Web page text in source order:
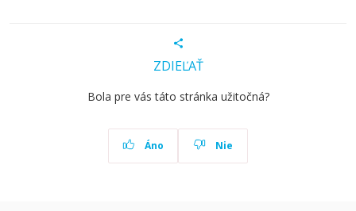
ZDIEĽAŤ
Bola pre vás táto stránka užitočná?
Áno Nie